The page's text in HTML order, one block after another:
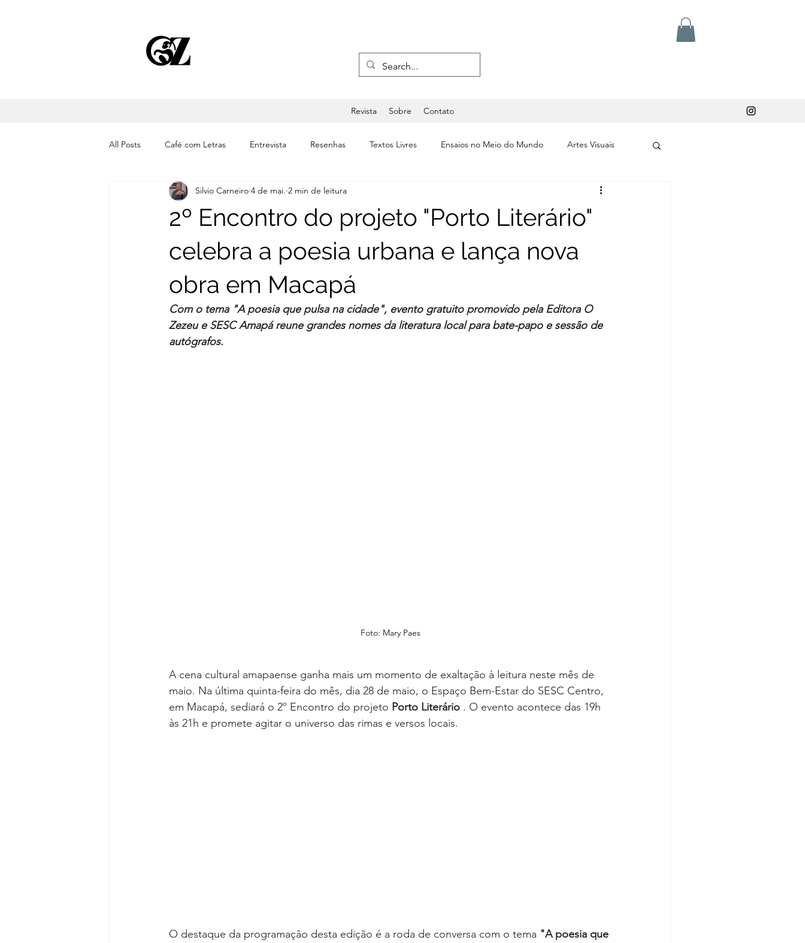
Revista Sobre Contato
All Posts Café com Letras Entrevista Resenhas Textos Livres Ensaios no Meio do Mundo Artes Visuais
Literatura Música Últimas
2º Encontro do projeto "Porto Literário"
celebra a poesia urbana e lança nova
obra em Macapá
Silvio Carneiro 4 de mai. 2 min de leitura
Com o tema "A poesia que pulsa na cidade", evento gratuito promovido pela Editora O
Zezeu e SESC Amapá reune grandes nomes da literatura local para bate-papo e sessão de
autógrafos.
Foto: Mary Paes
A cena cultural amapaense ganha mais um momento de exaltação à leitura neste mês de
maio. Na última quinta-feira do mês, dia 28 de maio, o Espaço Bem-Estar do SESC Centro,
em Macapá, sediará o 2º Encontro do projeto Porto Literário . O evento acontece das 19h
às 21h e promete agitar o universo das rimas e versos locais.
O destaque da programação desta edição é a roda de conversa com o tema "A poesia que